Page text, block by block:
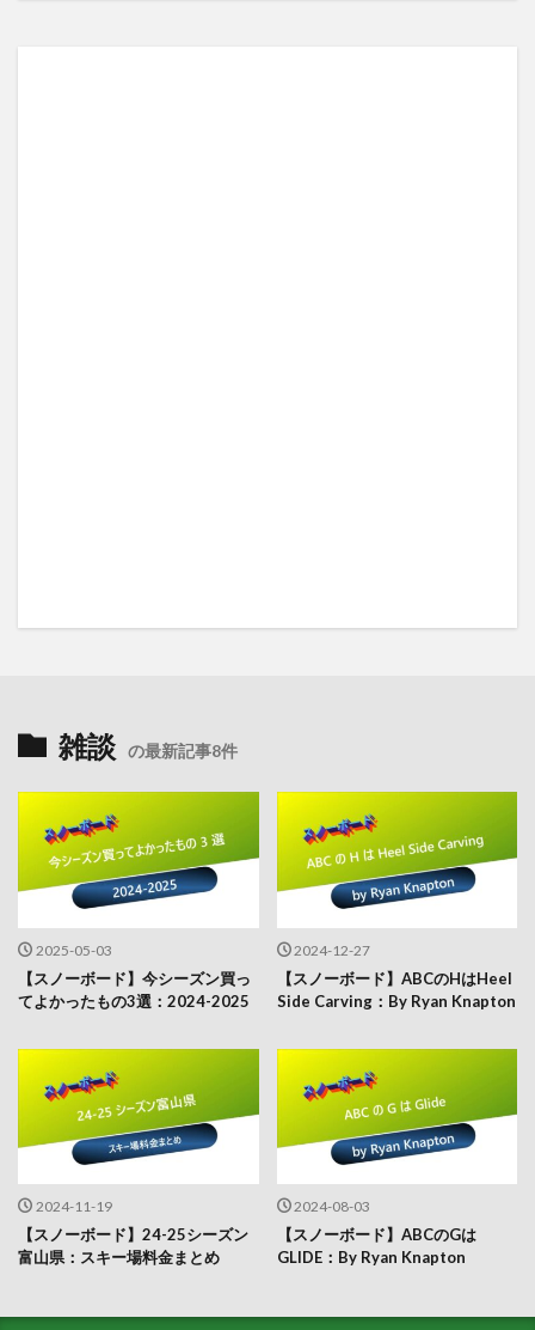
雑談 の最新記事8件
2025-05-03
【スノーボード】今シーズン買っ
てよかったもの3選：2024-2025
2024-12-27
【スノーボード】ABCのHはHeel
Side Carving：By Ryan Knapton
2024-11-19
【スノーボード】24-25シーズン
富山県：スキー場料金まとめ
2024-08-03
【スノーボード】ABCのGは
GLIDE：By Ryan Knapton